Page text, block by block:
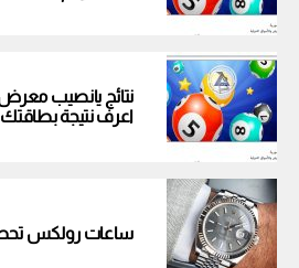
اعرف نتيجة بطاقتك
ساعات رولكس تحطم